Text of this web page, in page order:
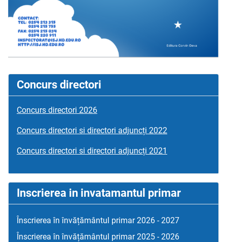
Concurs directori
Concurs directori 2026
Concurs directori si directori adjuncți 2022
Concurs directori si directori adjuncți 2021
Inscrierea in invatamantul primar
Înscrierea în învățământul primar 2026 - 2027
Înscrierea în învățământul primar 2025 - 2026